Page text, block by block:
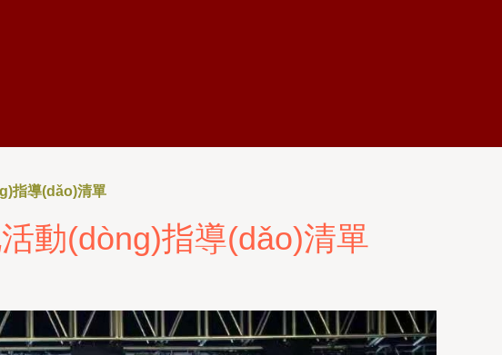
人一区二区视频-黄色超污污91-
指導(dǎo)清單
動(dòng)指導(dǎo)清單